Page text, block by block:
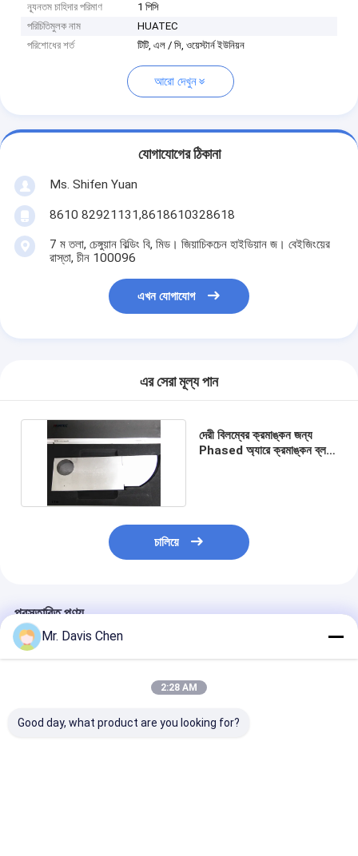
ন্যূনতম চাহিদার পরিমাণ
1 পিসি
পরিচিতিমুলক নাম
HUATEC
পরিশোধের শর্ত
টিটি, এল / সি, ওয়েস্টার্ন ইউনিয়ন
আরো দেখুন
যোগাযোগের ঠিকানা
Ms. Shifen Yuan
8610 82921131,8618610328618
7 ম তলা, চেঙ্গুয়ান বিল্ডিং বি, মিড। জিয়াচিকচেন হাইডিয়ান জ। বেইজিংয়ের
রাস্তা, চীন 100096
এখন যোগাযোগ
এর সেরা মূল্য পান
দেরী বিলম্বের ক্রমাঙ্কন জন্য
Phased অ্যারে ক্রমাঙ্কন ব্লক,
চালিয়ে
প্রস্তাবিত পণ্য
Mr. Davis Chen
2:28 AM
Good day, what product are you looking for?